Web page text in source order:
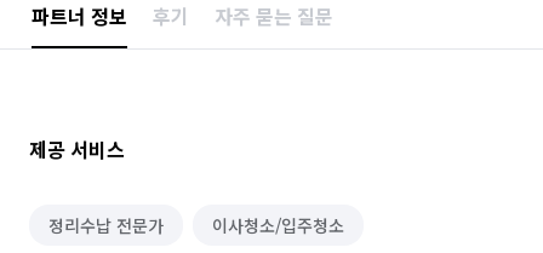
파트너 정보 후기 자주 묻는 질문
제공 서비스
정리수납 전문가 이사청소/입주청소